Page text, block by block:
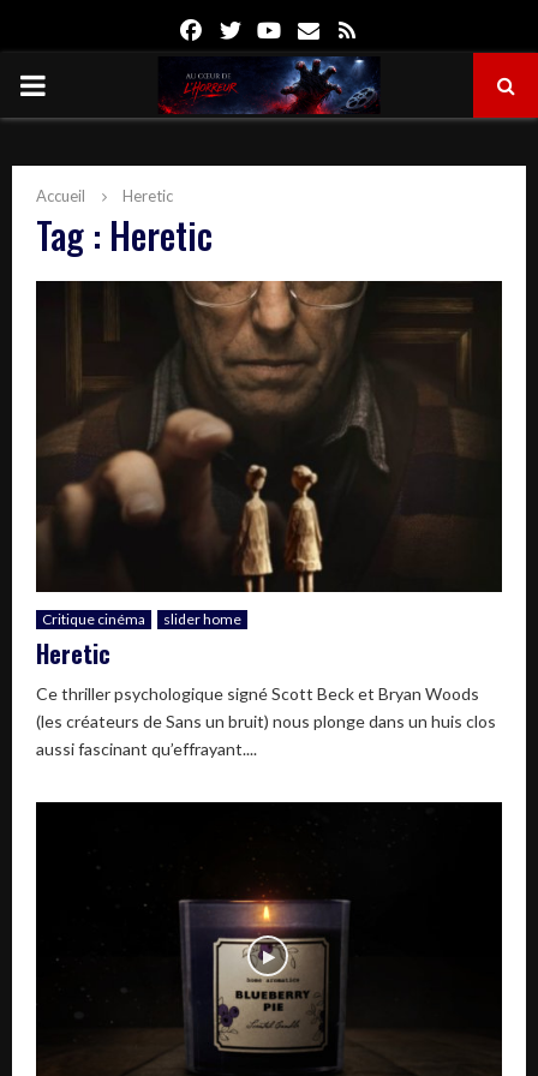
FacebookTwitterYoutube
Email
PRIMARY
Accueil Heretic
Tag : Heretic
Critique cinéma slider home
Heretic
Ce thriller psychologique signé Scott Beck et Bryan Woods
(les créateurs de Sans un bruit) nous plonge dans un huis clos
aussi fascinant qu’effrayant....